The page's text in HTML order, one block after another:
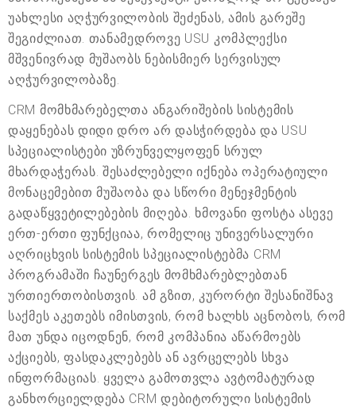
უახლესი აღჭურვილობის შეძენას, ამის გარეშე
შეგიძლიათ. თანამედროვე USU კომპლექსი
მშვენივრად მუშაობს ნებისმიერ სერვისულ
აღჭურვილობაზე.
CRM მომხმარებელთა ანგარიშების სისტემის
დაყენებას დიდი დრო არ დასჭირდება და USU
სპეციალისტები უზრუნველყოფენ სრულ
მხარდაჭერას. შესაძლებელი იქნება ოპერატიული
მონაცემებით მუშაობა და სწორი მენეჯმენტის
გადაწყვეტილებების მიღება. ხმოვანი ფოსტა ასევე
ერთ-ერთი ფუნქციაა, რომელიც უნივერსალური
აღრიცხვის სისტემის სპეციალისტებმა CRM
პროგრამაში ჩაუნერგეს მომხმარებლებთან
ურთიერთობისთვის. ამ გზით, კურორტი შესანიშნავ
საქმეს აკეთებს იმისთვის, რომ ხალხს აცნობოს, რომ
მათ უნდა იცოდნენ, რომ კომპანია აწარმოებს
აქციებს, ფასდაკლებებს ან ავრცელებს სხვა
ინფორმაციას. ყველა გამოთვლა ავტომატურად
განხორციელდება CRM დებიტორული სისტემის